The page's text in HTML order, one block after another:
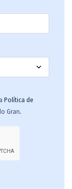
Política de
Gran.